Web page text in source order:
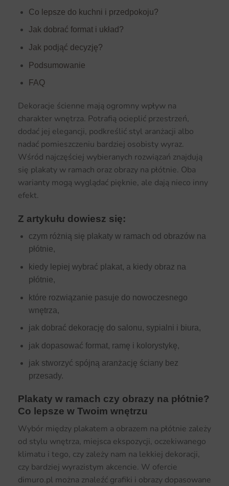
Co lepsze do kuchni i przedpokoju?
Jak dobrać format i układ?
Jak podjąć decyzję?
Podsumowanie
FAQ
Dekoracje ścienne mają ogromny wpływ na
charakter wnętrza. Potrafią ocieplić przestrzeń,
dodać jej elegancji, podkreślić styl aranżacji albo
nadać pomieszczeniu bardziej osobisty wyraz.
Wśród najczęściej wybieranych rozwiązań znajdują
się plakaty w ramach oraz obrazy na płótnie. Oba
warianty mogą wyglądać pięknie, ale dają nieco inny
efekt.
Z artykułu dowiesz się:
czym różnią się plakaty w ramach od obrazów na
płótnie,
kiedy lepiej wybrać plakat, a kiedy obraz na
płótnie,
które rozwiązanie pasuje do nowoczesnego
wnętrza,
jak dobrać dekorację do salonu, sypialni i biura,
jak dopasować format, ramę i kolorystykę,
jak stworzyć spójną aranżację ściany bez
przesady.
Plakaty w ramach czy obrazy na płótnie?
Co lepsze w Twoim wnętrzu
Wybór między plakatem a obrazem na płótnie zależy
od stylu wnętrza, miejsca ekspozycji, oczekiwanego
klimatu i tego, czy zależy nam na lekkiej dekoracji,
czy bardziej wyrazistym akcencie. W ofercie
dimuro.pl można znaleźć grafiki i obrazy dopasowane